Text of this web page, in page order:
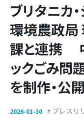
ブリタニカ
環境農政局
課と連携
ックごみ問
を制作・公
2026-01-30 プレスリ